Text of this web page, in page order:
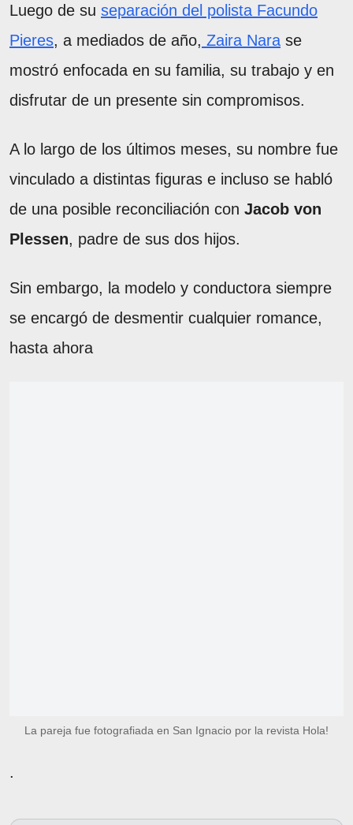
Luego de su separación del polista Facundo
Pieres, a mediados de año, Zaira Nara se
mostró enfocada en su familia, su trabajo y en
disfrutar de un presente sin compromisos.
A lo largo de los últimos meses, su nombre fue
vinculado a distintas figuras e incluso se habló
de una posible reconciliación con Jacob von
Plessen, padre de sus dos hijos.
Sin embargo, la modelo y conductora siempre
se encargó de desmentir cualquier romance,
hasta ahora
La pareja fue fotografiada en San Ignacio por la revista Hola!
.